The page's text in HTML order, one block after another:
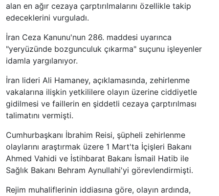
alan en ağır cezaya çarptırılmalarını özellikle takip
edeceklerini vurguladı.
İran Ceza Kanunu'nun 286. maddesi uyarınca
"yeryüzünde bozgunculuk çıkarma" suçunu işleyenler
idamla yargılanıyor.
İran lideri Ali Hamaney, açıklamasında, zehirlenme
vakalarına ilişkin yetkililere olayın üzerine ciddiyetle
gidilmesi ve faillerin en şiddetli cezaya çarptırılması
talimatını vermişti.
Cumhurbaşkanı İbrahim Reisi, şüpheli zehirlenme
olaylarını araştırmak üzere 1 Mart'ta İçişleri Bakanı
Ahmed Vahidi ve İstihbarat Bakanı İsmail Hatib ile
Sağlık Bakanı Behram Aynullahi'yi görevlendirmişti.
Rejim muhaliflerinin iddiasına göre, olayın ardında,